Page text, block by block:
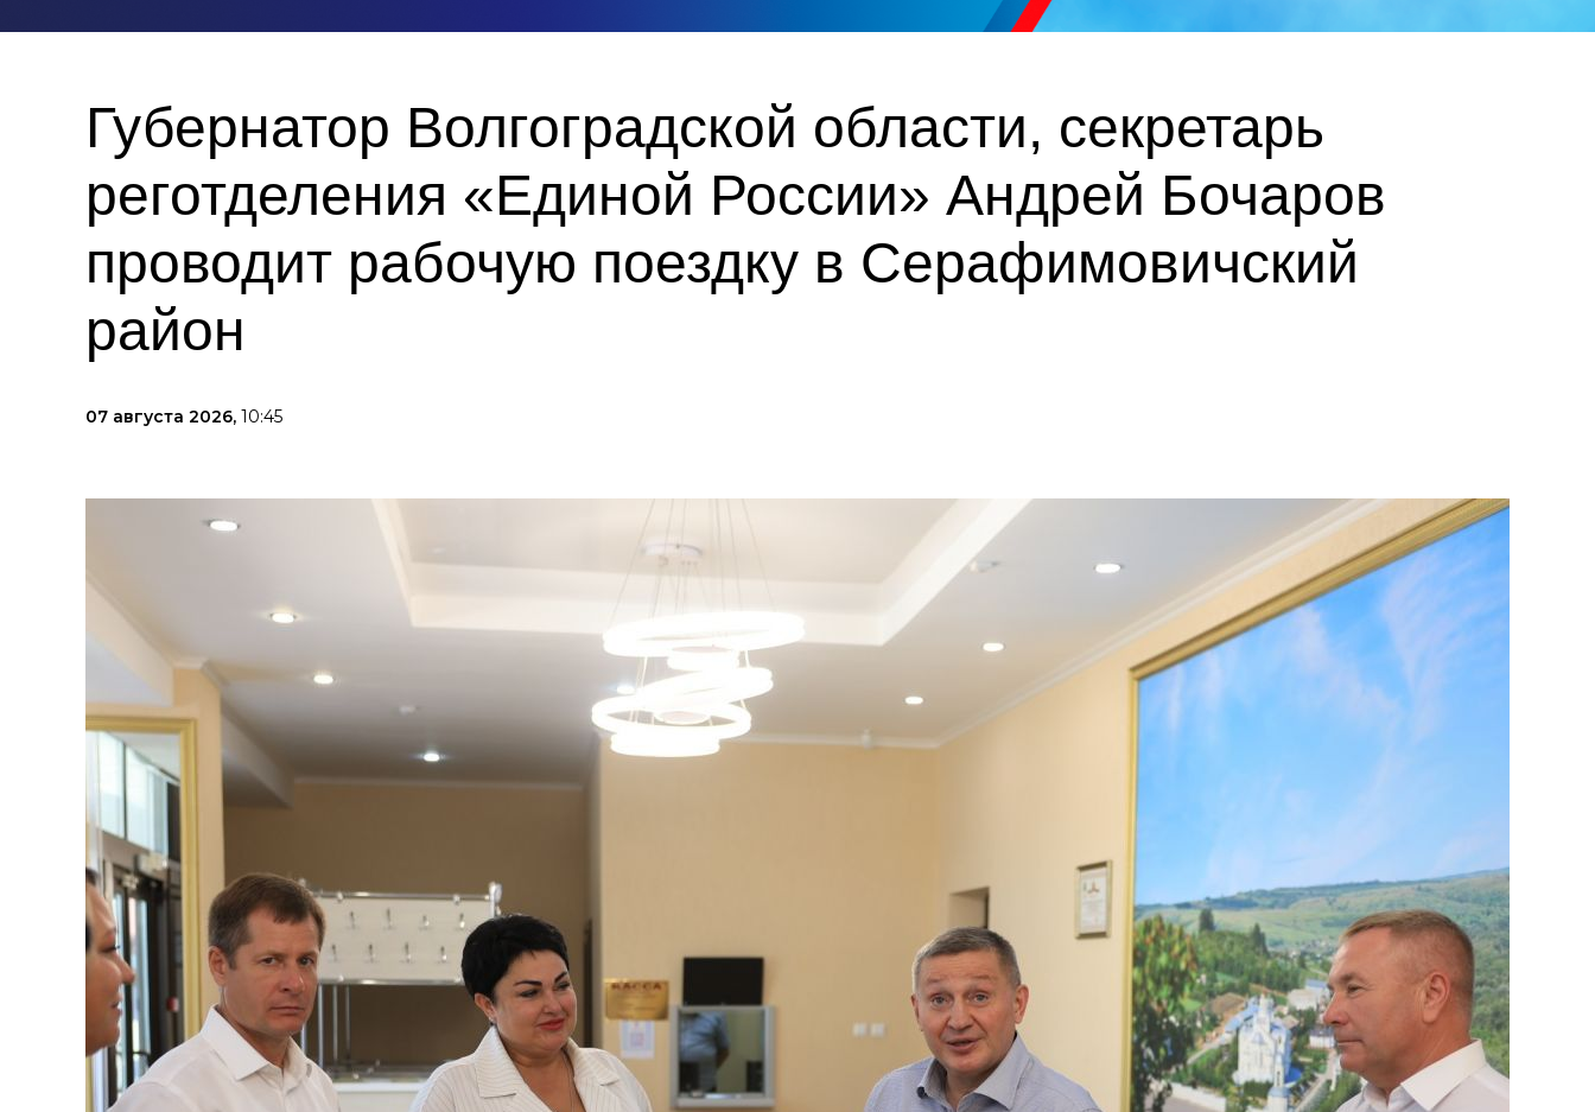
Губернатор Волгоградской области, секретарь
реготделения «Единой России» Андрей Бочаров
проводит рабочую поездку в Серафимовичский
район
07 августа 2026, 10:45